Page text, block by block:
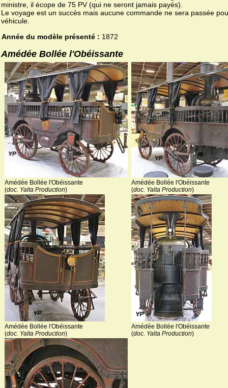
ministre, il écope de 75 PV (qui ne seront jamais payés).
Le voyage est un succès mais aucune commande ne sera passée
véhicule.
Année du modèle présenté : 1872
Amédée Bollée l'Obéissante
Amédée Bollée l'Obéissante
(doc. Yalta Production)
Amédée Bollée l'Obéissante
(doc. Yalta Production)
Amédée Bollée l'Obéissante
(doc. Yalta Production)
Amédée Bollée l'Obéissante
(doc. Yalta Production)